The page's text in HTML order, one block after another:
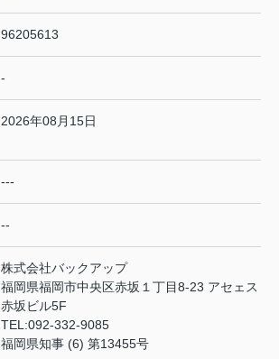
96205613
-
2026年08月15日
---
--
株式会社バックアップ
福岡県福岡市中央区赤坂１丁目8-23 アセェス
赤坂ビル5F
TEL:092-332-9085
福岡県知事 (6) 第13455号